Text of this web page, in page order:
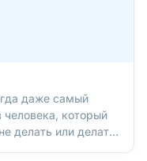
даже самый
человека, который
делать или делать